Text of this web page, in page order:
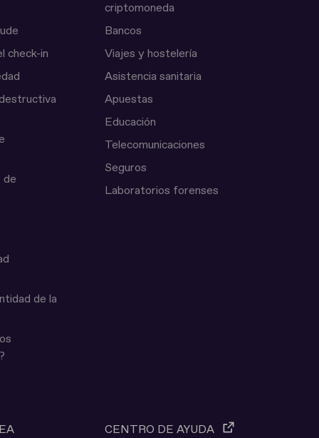
check-in
de la
criptomoneda
Bancos
Viajes y hostelería
Asistencia sanitaria
Apuestas
Educación
Telecomunicaciones
Seguros
Laboratorios forenses
CENTRO DE AYUDA